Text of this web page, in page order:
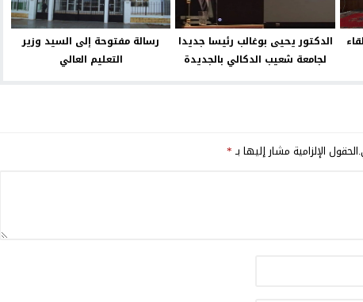
الدكتور يحيى بوغالب رئيسا جديدا
لجامعة شعيب الدكالي بالجديدة
رسالة مفتوحة إلى السيد وزير
التعليم العالي
الحقول الإلزامية مشار إليها بـ*